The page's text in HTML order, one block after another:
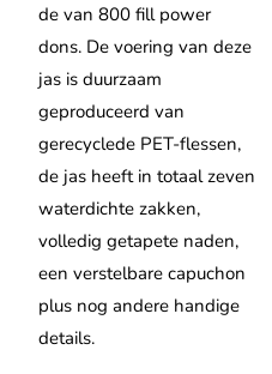
de van 800 fill power
dons. De voering van deze
jas is duurzaam
geproduceerd van
gerecyclede PET-flessen,
de jas heeft in totaal zeven
waterdichte zakken,
volledig getapete naden,
een verstelbare capuchon
plus nog andere handige
details.